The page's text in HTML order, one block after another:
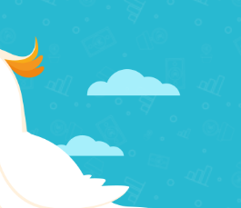
je opzoeken?
van een beleggingsterm